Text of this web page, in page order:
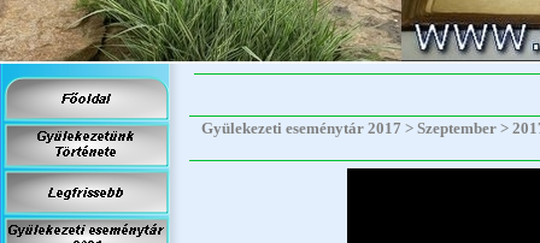
Gyülekezeti eseménytár 2017 > Szeptember >